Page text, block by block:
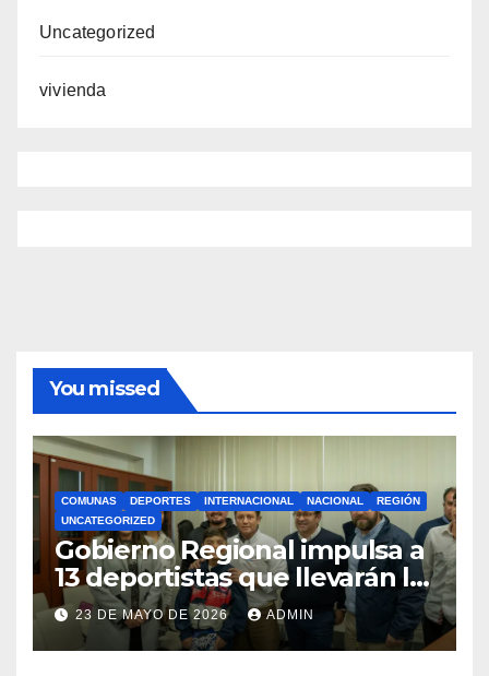
Uncategorized
vivienda
You missed
COMUNAS DEPORTES INTERNACIONAL NACIONAL
REGIÓN
UNCATEGORIZED
Gobierno Regional impulsa a
13 deportistas que llevarán la
bandera maulina a
competencias
internacionales
23 DE MAYO DE 2026 ADMIN